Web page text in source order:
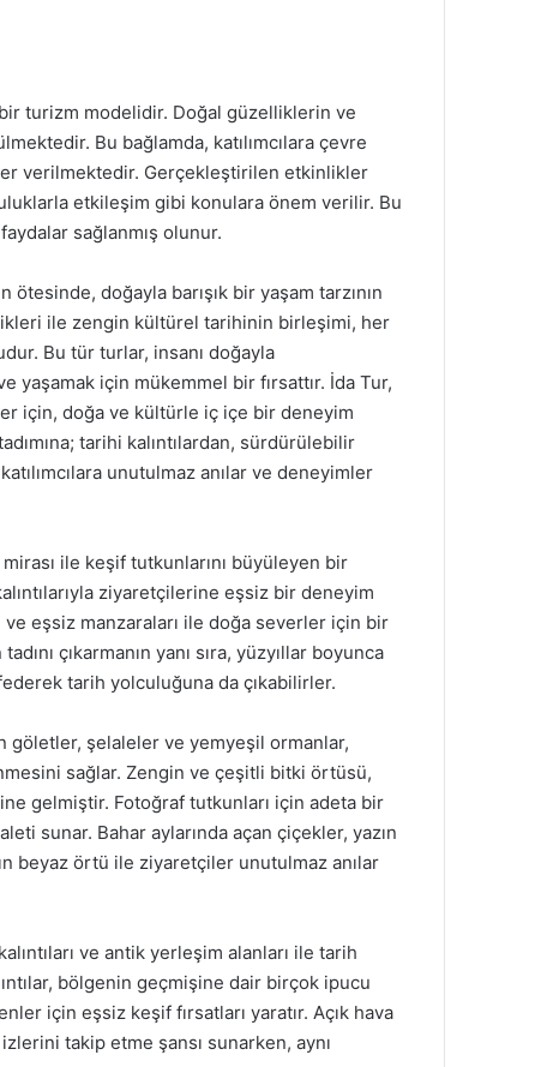
turizm modelidir. Doğal güzelliklerin ve
Bu bağlamda, katılımcılara çevre
verilmektedir. Gerçekleştirilen etkinlikler
etkileşim gibi konulara önem verilir. Bu
sağlanmış olunur.
ötesinde, doğayla barışık bir yaşam tarzının
ile zengin kültürel tarihinin birleşimi, her
Bu tür turlar, insanı doğayla
yaşamak için mükemmel bir fırsattır. İda Tur,
için, doğa ve kültürle iç içe bir deneyim
tarihi kalıntılardan, sürdürülebilir
unutulmaz anılar ve deneyimler
ile keşif tutkunlarını büyüleyen bir
ziyaretçilerine eşsiz bir deneyim
ve eşsiz manzaraları ile doğa severler için bir
çıkarmanın yanı sıra, yüzyıllar boyunca
tarih yolculuğuna da çıkabilirler.
göletler, şelaleler ve yemyeşil ormanlar,
sağlar. Zengin ve çeşitli bitki örtüsü,
gelmiştir. Fotoğraf tutkunları için adeta bir
sunar. Bahar aylarında açan çiçekler, yazın
beyaz örtü ile ziyaretçiler unutulmaz anılar
ve antik yerleşim alanları ile tarih
bölgenin geçmişine dair birçok ipucu
için eşsiz keşif fırsatları yaratır. Açık hava
takip etme şansı sunarken, aynı